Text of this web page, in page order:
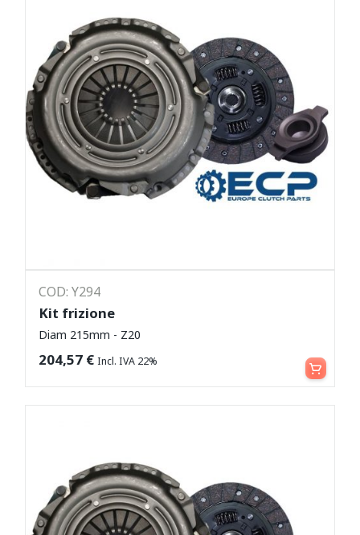
COD: Y294
Kit frizione
Diam 215mm - Z20
204,57 € Incl. IVA 22% Leggi tutto